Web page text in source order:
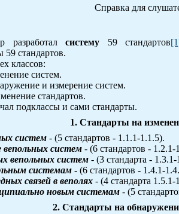
Справка для
разработалсистему 59 стандартов
59 стандартов.
классов:
систем.
и измерение систем.
стандартов.
подклассы и сами стандарты.
1. Стандарты на
систем - (5 стандартов - 1.1.1-1.1.5).
вепольных систем - (6 стандартов - 1.2.1-
вепольных систем - (3 стандарта - 1.3.1-
системам- (6 стандартов - 1.4.1-
связей в веполях- (4 стандарта 1.5.1-
новым системам - (5
2. Стандарты на